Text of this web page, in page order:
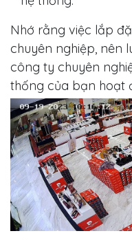
Nhớ rằng việc lắp
chuyên nghiệp, nên
công ty chuyên
thống của bạn hoạt